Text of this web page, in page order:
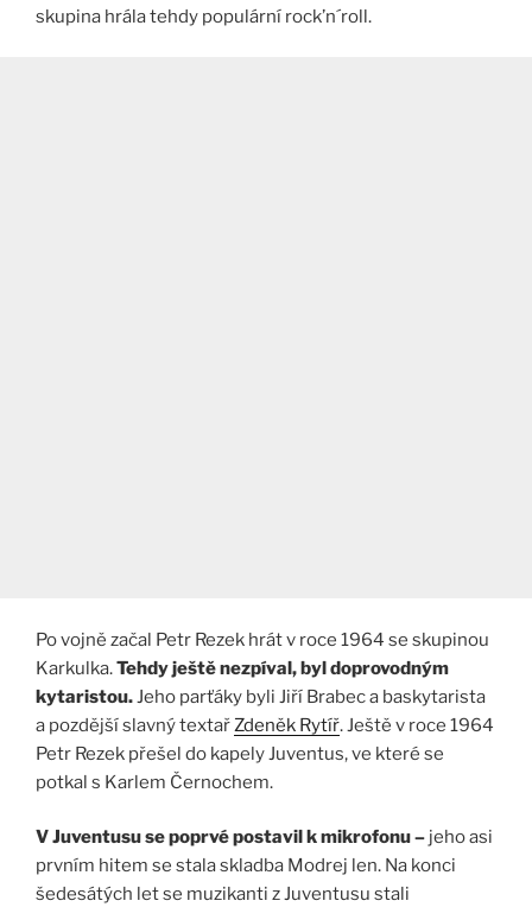
skupina hrála tehdy populární rock’n´roll.
Po vojně začal Petr Rezek hrát v roce 1964 se skupinou
Karkulka.Tehdy ještě nezpíval, byl doprovodným
kytaristou.Jeho parťáky byli Jiří Brabec a baskytarista
a pozdější slavný textařZdeněk Rytíř. Ještě v roce 1964
Petr Rezek přešel do kapely Juventus, ve které se
potkal s Karlem Černochem.
V Juventusu se poprvé postavil k mikrofonu – jeho asi
prvním hitem se stala skladba Modrej len. Na konci
šedesátých let se muzikanti z Juventusu stali